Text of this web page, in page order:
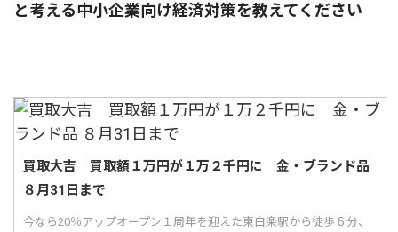
と考える中小企業向け経済対策を教えてください
買取大吉 買取額１万円が１万２千円に 金・ブランド品
８月31日まで
今なら20％アップオープン１周年を迎えた東白楽駅から徒歩６分、